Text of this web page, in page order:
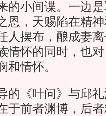
的小间谍。一边
恩，天赐陷在精
人摆布，酿成妻
情怀的同时，也
和情怀。
《叶问》与邱礼
于前者渊博，后